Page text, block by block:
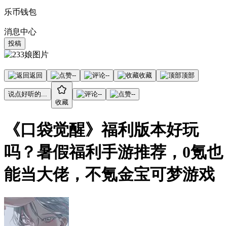
乐币钱包
消息中心
投稿
返回 -- -- 收藏 顶部
说点好听的...
收藏
-- --
《口袋觉醒》福利版本好玩
吗？暑假福利手游推荐，0氪也
能当大佬，不氪金宝可梦游戏